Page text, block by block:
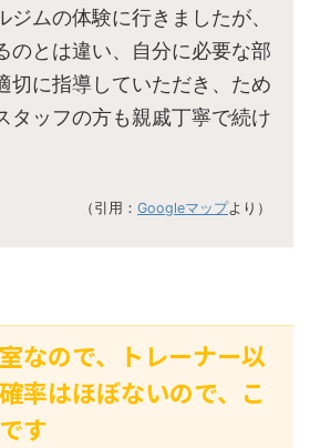
ジムの体験に行きましたが、
のとは違い、自分に必要な部
切に指導していただき、ため
タッフの方も親戚丁寧で続け
（引用： Googleマップより）
なので、トレーナー以
率はほぼないので、こ
す